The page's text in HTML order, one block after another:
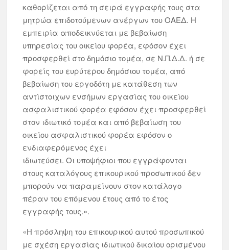
καθορίζεται από τη σειρά εγγραφής τους στα
μητρώα επιδοτούμενων ανέργων του ΟΑΕΔ. Η
εμπειρία αποδεικνύεται με βεβαίωση
υπηρεσίας του οικείου φορέα, εφόσον έχει
προσφερθεί στο δημόσιο τομέα, σε Ν.Π.Δ.Δ. ή σε
φορείς του ευρύτερου δημόσιου τομέα, από
βεβαίωση του εργοδότη με κατάθεση των
αντίστοιχων ενσήμων εργασίας του οικείου
ασφαλιστικού φορέα εφόσον έχει προσφερθεί
στον ιδιωτικό τομέα και από βεβαίωση του
οικείου ασφαλιστικού φορέα εφόσον ο
ενδιαφερόμενος έχει
ιδιωτεύσει. Οι υποψήφιοι που εγγράφονται
στους καταλόγους επικουρικού προσωπικού δεν
μπορούν να παραμείνουν στον κατάλογο
πέραν του επόμενου έτους από το έτος
εγγραφής τους.».
«Η πρόσληψη του επικουρικού αυτού προσωπικού
με σχέση εργασίας ιδιωτικού δικαίου ορισμένου